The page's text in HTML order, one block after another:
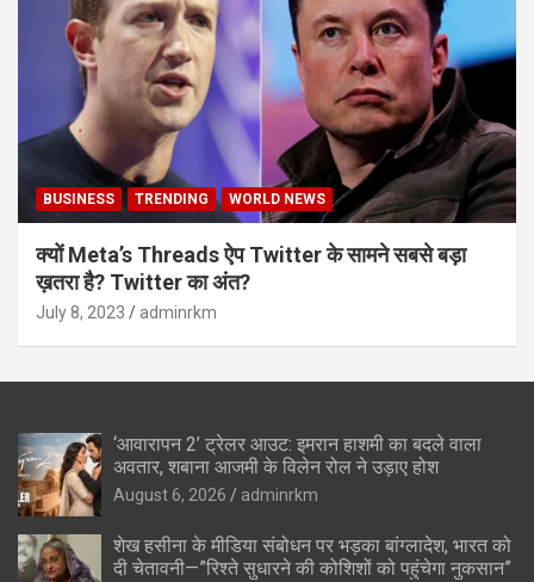
BUSINESS TRENDING WORLD NEWS
क्यों Meta’s Threads ऐप Twitter के सामने सबसे बड़ा
ख़तरा है? Twitter का अंत?
July 8, 2023 adminrkm
‘आवारापन 2’ ट्रेलर आउट: इमरान हाशमी का बदले वाला
अवतार, शबाना आजमी के विलेन रोल ने उड़ाए होश
August 6, 2026 adminrkm
शेख हसीना के मीडिया संबोधन पर भड़का बांग्लादेश, भारत को
दी चेतावनी—”रिश्ते सुधारने की कोशिशों को पहुंचेगा नुकसान”